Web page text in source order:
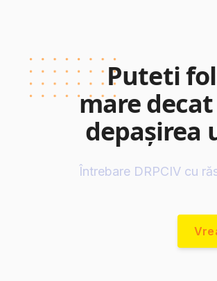
Puteti
mare
depaşirea
Întrebare DRPCIV cu